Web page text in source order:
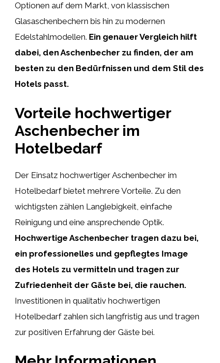
Optionen auf dem Markt, von klassischen
Glasaschenbechern bis hin zu modernen
Edelstahlmodellen. Ein genauer Vergleich hilft
dabei, den Aschenbecher zu finden, der am
besten zu den Bedürfnissen und dem Stil des
Hotels passt.
Vorteile hochwertiger
Aschenbecher im
Hotelbedarf
Der Einsatz hochwertiger Aschenbecher im
Hotelbedarf bietet mehrere Vorteile. Zu den
wichtigsten zählen Langlebigkeit, einfache
Reinigung und eine ansprechende Optik.
Hochwertige Aschenbecher tragen dazu bei,
ein professionelles und gepflegtes Image
des Hotels zu vermitteln und tragen zur
Zufriedenheit der Gäste bei, die rauchen.
Investitionen in qualitativ hochwertigen
Hotelbedarf zahlen sich langfristig aus und tragen
zur positiven Erfahrung der Gäste bei.